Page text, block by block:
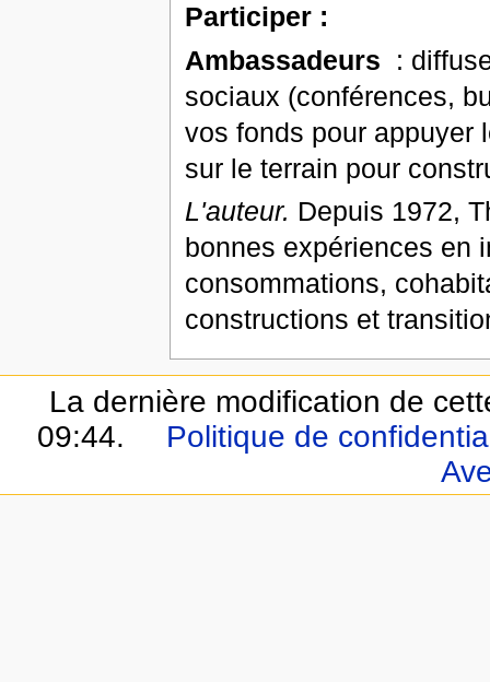
Participer :
Ambassadeurs :
sociaux (conférences,
vos fonds pour
sur le terrain pour
L'auteur. Depuis 1972,
bonnes expériences en
consommations,
constructions et
La dernière modification de
09:44.
Politique de